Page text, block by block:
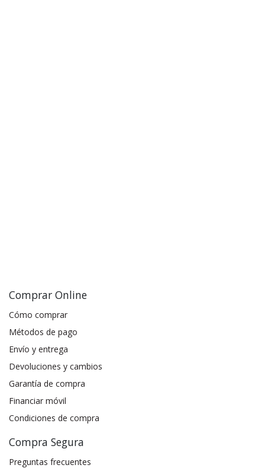
Comprar Online
Cómo comprar
Métodos de pago
Envío y entrega
Devoluciones y cambios
Garantía de compra
Financiar móvil
Condiciones de compra
Compra Segura
Preguntas frecuentes